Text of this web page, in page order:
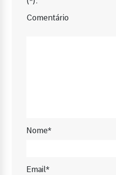
Comentário
Nome*
Email*